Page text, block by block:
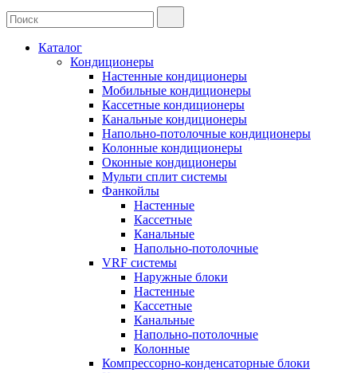
Каталог
Кондиционеры
Настенные кондиционеры
Мобильные кондиционеры
Кассетные кондиционеры
Канальные кондиционеры
Напольно-потолочные кондиционеры
Колонные кондиционеры
Оконные кондиционеры
Мульти сплит системы
Фанкойлы
Настенные
Кассетные
Канальные
Напольно-потолочные
VRF системы
Наружные блоки
Настенные
Кассетные
Канальные
Напольно-потолочные
Колонные
Компрессорно-конденсаторные блоки